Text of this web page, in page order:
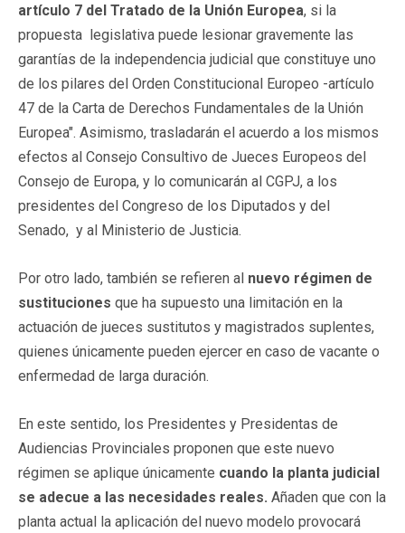
artículo 7 del Tratado de la Unión Europea, si la
propuesta legislativa puede lesionar gravemente las
garantías de la independencia judicial que constituye uno
de los pilares del Orden Constitucional Europeo -artículo
47 de la Carta de Derechos Fundamentales de la Unión
Europea". Asimismo, trasladarán el acuerdo a los mismos
efectos al Consejo Consultivo de Jueces Europeos del
Consejo de Europa, y lo comunicarán al CGPJ, a los
presidentes del Congreso de los Diputados y del
Senado, y al Ministerio de Justicia.
Por otro lado, también se refieren al nuevo régimen de
sustituciones que ha supuesto una limitación en la
actuación de jueces sustitutos y magistrados suplentes,
quienes únicamente pueden ejercer en caso de vacante o
enfermedad de larga duración.
En este sentido, los Presidentes y Presidentas de
Audiencias Provinciales proponen que este nuevo
régimen se aplique únicamente cuando la planta judicial
se adecue a las necesidades reales. Añaden que con la
planta actual la aplicación del nuevo modelo provocará